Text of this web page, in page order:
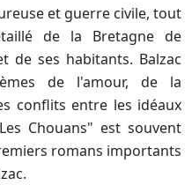
et guerre civile, tout
de la Bretagne de
de ses habitants. Balzac
de l'amour, de la
conflits entre les idéaux
Chouans" est souvent
romans importants